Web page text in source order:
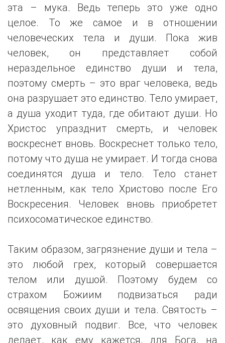
эта – мука. Ведь теперь это уже одно
целое. То же самое и в отношении
человеческих тела и души. Пока жив
человек, он представляет собой
нераздельное единство души и тела,
поэтому смерть – это враг человека, ведь
она разрушает это единство. Тело умирает,
а душа уходит туда, где обитают души. Но
Христос упразднит смерть, и человек
воскреснет вновь. Воскреснет только тело,
потому что душа не умирает. И тогда снова
соединятся душа и тело. Тело станет
нетленным, как тело Христово после Его
Воскресения. Человек вновь приобретет
психосоматическое единство.
Таким образом, загрязнение души и тела –
это любой грех, который совершается
телом или душой. Поэтому будем со
страхом Божиим подвизаться ради
освящения своих души и тела. Святость –
это духовный подвиг. Все, что человек
делает, как ему кажется, для Бога, на